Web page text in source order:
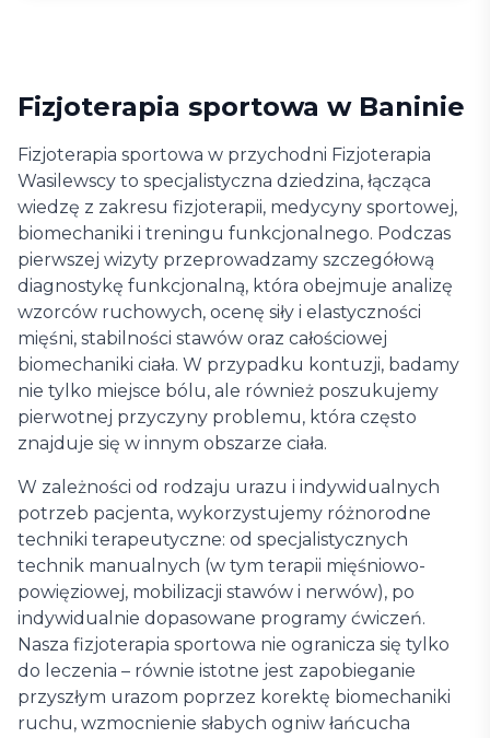
Fizjoterapia sportowa w Baninie
Fizjoterapia sportowa w przychodni Fizjoterapia
Wasilewscy to specjalistyczna dziedzina, łącząca
wiedzę z zakresu fizjoterapii, medycyny sportowej,
biomechaniki i treningu funkcjonalnego. Podczas
pierwszej wizyty przeprowadzamy szczegółową
diagnostykę funkcjonalną, która obejmuje analizę
wzorców ruchowych, ocenę siły i elastyczności
mięśni, stabilności stawów oraz całościowej
biomechaniki ciała. W przypadku kontuzji, badamy
nie tylko miejsce bólu, ale również poszukujemy
pierwotnej przyczyny problemu, która często
znajduje się w innym obszarze ciała.
W zależności od rodzaju urazu i indywidualnych
potrzeb pacjenta, wykorzystujemy różnorodne
techniki terapeutyczne: od specjalistycznych
technik manualnych (w tym terapii mięśniowo-
powięziowej, mobilizacji stawów i nerwów), po
indywidualnie dopasowane programy ćwiczeń.
Nasza fizjoterapia sportowa nie ogranicza się tylko
do leczenia – równie istotne jest zapobieganie
przyszłym urazom poprzez korektę biomechaniki
ruchu, wzmocnienie słabych ogniw łańcucha